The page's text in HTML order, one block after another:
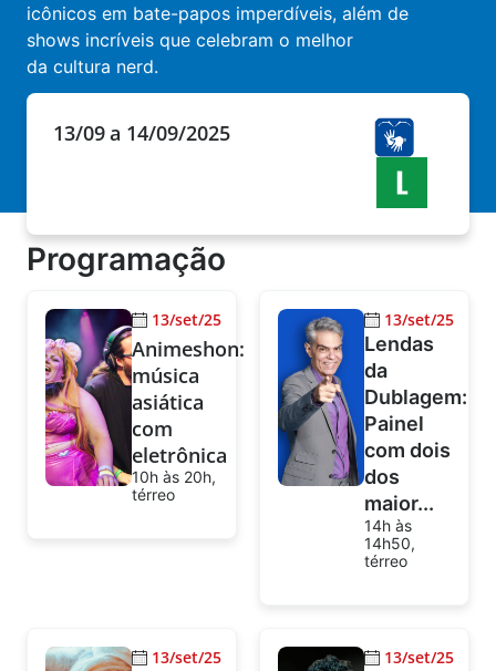
icônicos em bate-papos imperdíveis, além de
shows incríveis que celebram o melhor
da cultura nerd.
Programação
13/set/25
Animeshon:
música
asiática
com
eletrônica
10h às 20h,
térreo
13/set/25
Lendas
da
Dublagem:
Painel
com dois
dos
maior...
14h às
14h50,
térreo
13/set/25 13/set/25
13/09a 14/09/2025